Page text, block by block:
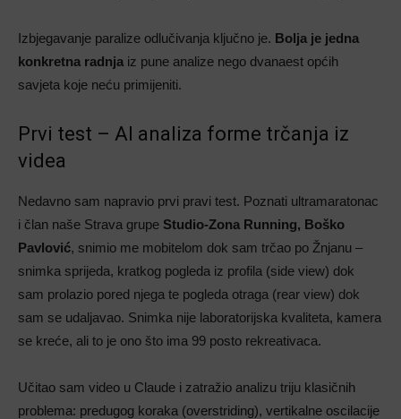
Izbjegavanje paralize odlučivanja ključno je. Bolja je jedna
konkretna radnja iz pune analize nego dvanaest općih
savjeta koje neću primijeniti.
Prvi test – AI analiza forme trčanja iz
videa
Nedavno sam napravio prvi pravi test. Poznati ultramaratonac
i član naše Strava grupe Studio-Zona Running, Boško
Pavlović, snimio me mobitelom dok sam trčao po Žnjanu –
snimka sprijeda, kratkog pogleda iz profila (side view) dok
sam prolazio pored njega te pogleda otraga (rear view) dok
sam se udaljavao. Snimka nije laboratorijska kvaliteta, kamera
se kreće, ali to je ono što ima 99 posto rekreativaca.
Učitao sam video u Claude i zatražio analizu triju klasičnih
problema: predugog koraka (overstriding), vertikalne oscilacije